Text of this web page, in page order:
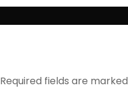
Required fields are marked